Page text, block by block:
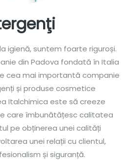
igienă, suntem foarte riguroși.
din Padova fondată în Italia
cea mai importantă companie
și produse cosmetice
Italchimica este să creeze
care îmbunătățesc calitatea
pe obținerea unei calități
unei relații cu clientul,
și siguranță.